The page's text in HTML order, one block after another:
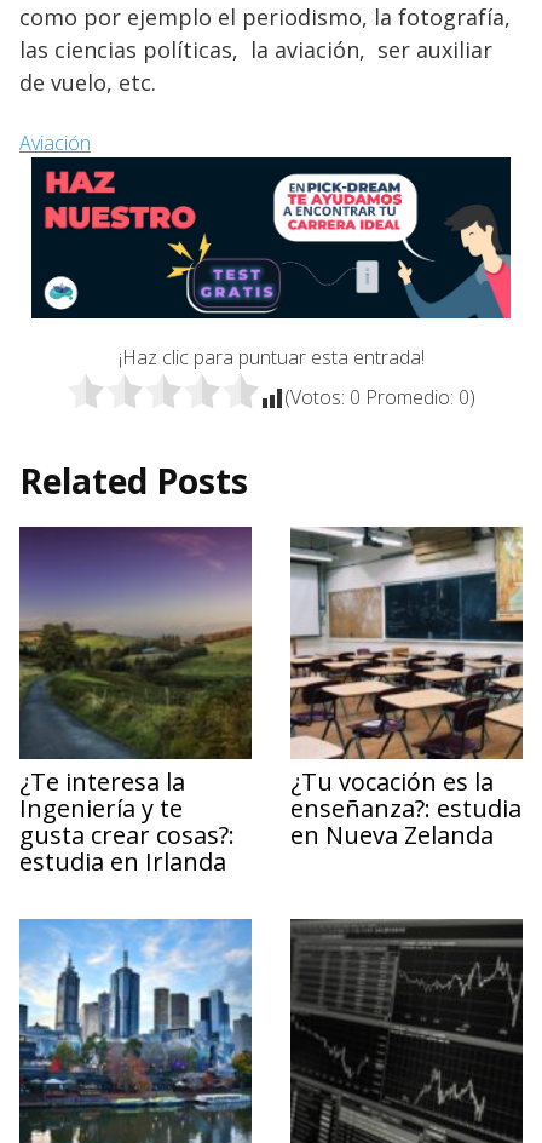
como por ejemplo el periodismo, la fotografía,
las ciencias políticas, la aviación, ser auxiliar
de vuelo, etc.
Aviación
¡Haz clic para puntuar esta entrada!
(Votos: 0 Promedio: 0)
Related Posts
¿Te interesa la
Ingeniería y te
gusta crear cosas?:
estudia en Irlanda
¿Tu vocación es la
enseñanza?: estudia
en Nueva Zelanda